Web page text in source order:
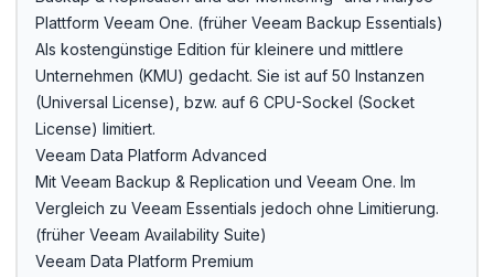
Plattform Veeam One. (früher Veeam Backup Essentials)
Als kostengünstige Edition für kleinere und mittlere
Unternehmen (KMU) gedacht. Sie ist auf 50 Instanzen
(Universal License), bzw. auf 6 CPU-Sockel (Socket
License) limitiert.
Veeam Data Platform Advanced
Mit Veeam Backup & Replication und Veeam One. Im
Vergleich zu Veeam Essentials jedoch ohne Limitierung.
(früher Veeam Availability Suite)
Veeam Data Platform Premium